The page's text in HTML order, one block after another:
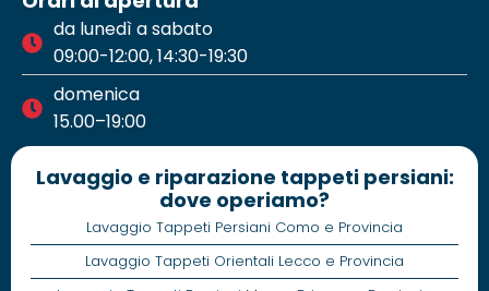
da lunedì a sabato
09:00-12:00, 14:30-19:30
domenica
15.00–19:00
Lavaggio e riparazione tappeti persiani:
dove operiamo?
Lavaggio Tappeti Persiani Como e Provincia
Lavaggio Tappeti Orientali Lecco e Provincia